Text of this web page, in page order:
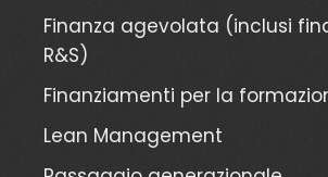
Finanza agevolata (inclusi
R&S)
Finanziamenti per la
Lean Management